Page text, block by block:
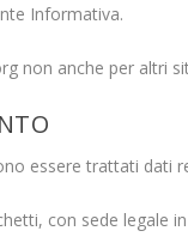
Informativa.
non anche per altri
essere trattati dati
, con sede legale